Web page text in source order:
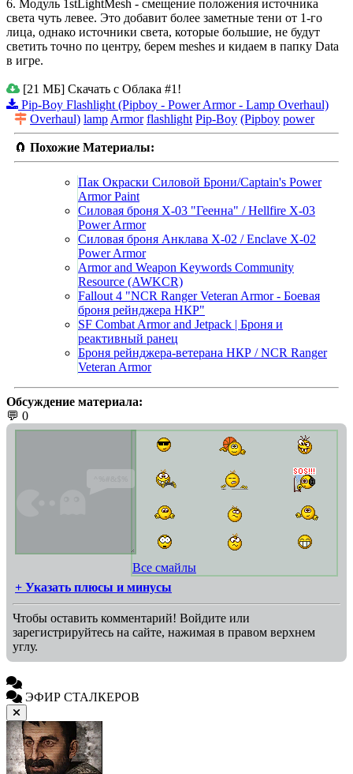
6. Модуль 1stLightMesh - смещение положения источника
света чуть левее. Это добавит более заметные тени от 1-го
лица, однако источники света, которые большие, не будут
светить точно по центру, берем meshes и кидаем в папку Data
в игре.
[21 МБ] Скачать с Облака #1!
Pip-Boy Flashlight (Pipboy - Power Armor - Lamp Overhaul)
Overhaul) lamp Armor flashlight Pip-Boy (Pipboy power
🧲 Похожие Материалы:
Пак Окраски Силовой Брони/Captain's Power
Armor Paint
Силовая броня Х-03 "Геенна" / Hellfire X-03
Power Armor
Силовая броня Анклава Х-02 / Enclave X-02
Power Armor
Armor and Weapon Keywords Community
Resource (AWKCR)
Fallout 4 "NCR Ranger Veteran Armor - Боевая
броня рейнджера НКР"
SF Combat Armor and Jetpack | Броня и
реактивный ранец
Броня рейнджера-ветерана НКР / NCR Ranger
Veteran Armor
Обсуждение материала:
💬 0
Все смайлы
+ Указать плюсы и минусы
Чтобы оставить комментарий! Войдите или
зарегистрируйтесь на сайте, нажимая в правом верхнем
углу.
ЭФИР СТАЛКЕРОВ